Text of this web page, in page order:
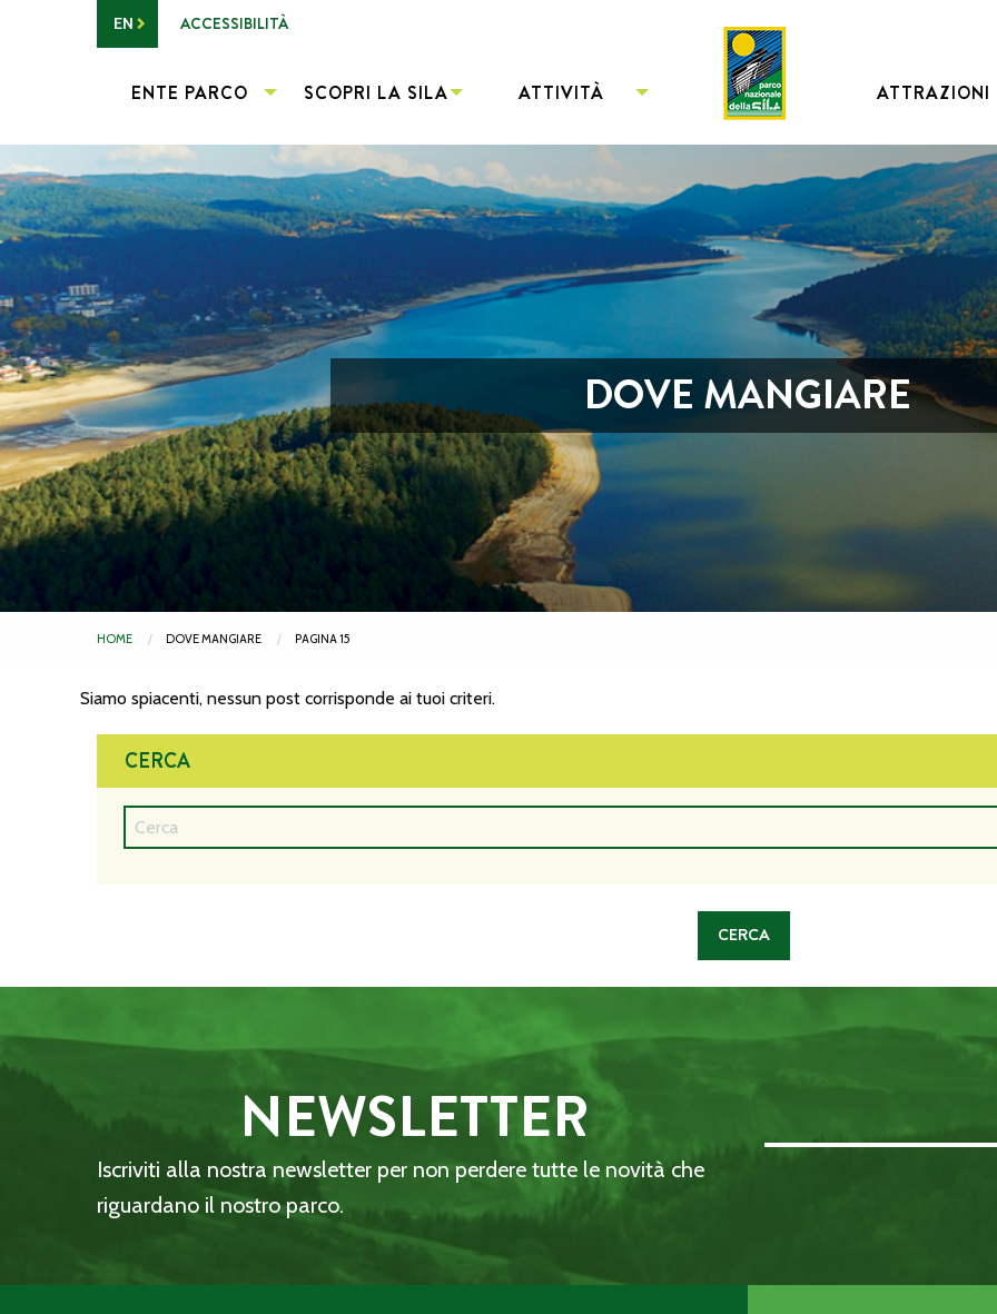
Vai al contenuto principale
EN ACCESSIBILITÀ
ENTE PARCO SCOPRI LA SILA ATTIVITÀ ATTRAZIONI
DOVE MANGIARE
HOME DOVE MANGIARE PAGINA 15
Siamo spiacenti, nessun post corrisponde ai tuoi criteri.
CERCA
NEWSLETTER
Iscriviti alla nostra newsletter per non perdere tutte le novità che
riguardano il nostro parco.
Email Address::: (required)